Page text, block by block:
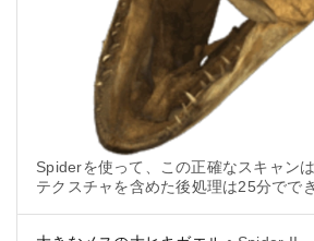
Spiderを使って、この正確なスキャン
テクスチャを含めた後処理は25分でで